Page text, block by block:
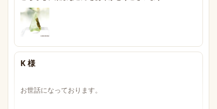
K 様
お世話になっております。